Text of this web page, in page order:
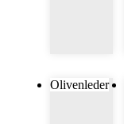
Olivenleder